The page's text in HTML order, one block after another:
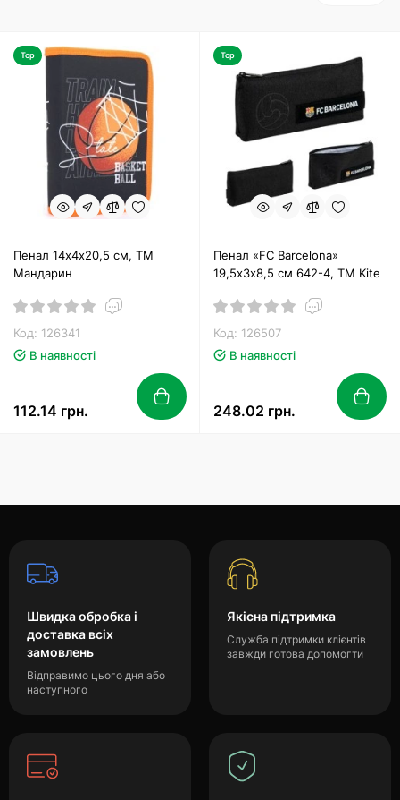
Top
Пенал 14х4х20,5 см, ТМ
Мандарин
Код: 126341
В наявності
112.14 грн.
Top
Пенал «FC Barcelona»
19,5х3х8,5 см 642-4, ТМ Kite
Код: 126507
В наявності
248.02 грн.
Швидка обробка і
доставка всіх
замовлень
Відправимо цього дня або
наступного
Якісна підтримка
Служба підтримки клієнтів
завжди готова допомогти